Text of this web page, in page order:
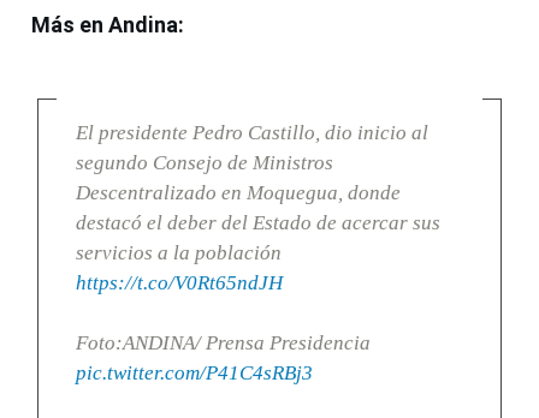
Más en Andina:
El presidente Pedro Castillo, dio inicio al
segundo Consejo de Ministros
Descentralizado en Moquegua, donde
destacó el deber del Estado de acercar sus
servicios a la población
https://t.co/V0Rt65ndJH
Foto:ANDINA/ Prensa Presidencia
pic.twitter.com/P41C4sRBj3